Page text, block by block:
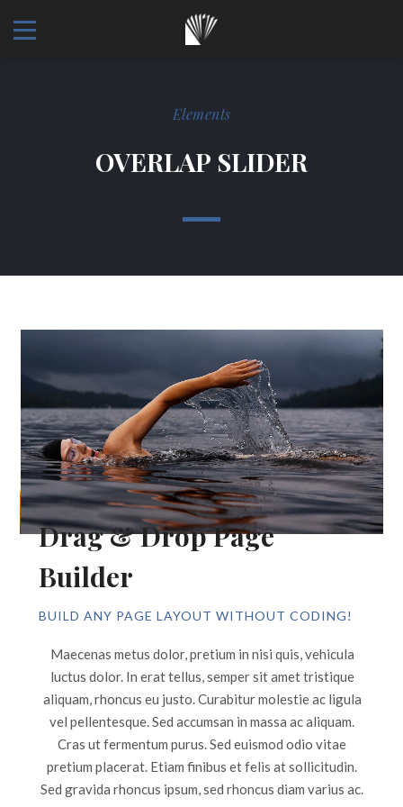
Elements
OVERLAP SLIDER
Drag & Drop Page
Builder
BUILD ANY PAGE LAYOUT WITHOUT CODING!
Maecenas metus dolor, pretium in nisi quis, vehicula
luctus dolor. In erat tellus, semper sit amet tristique
aliquam, rhoncus eu justo. Curabitur molestie ac ligula
vel pellentesque. Sed accumsan in massa ac aliquam.
Cras ut fermentum purus. Sed euismod odio vitae
pretium placerat. Etiam finibus et felis at sollicitudin.
Sed gravida rhoncus ipsum, sed rhoncus diam varius ac.